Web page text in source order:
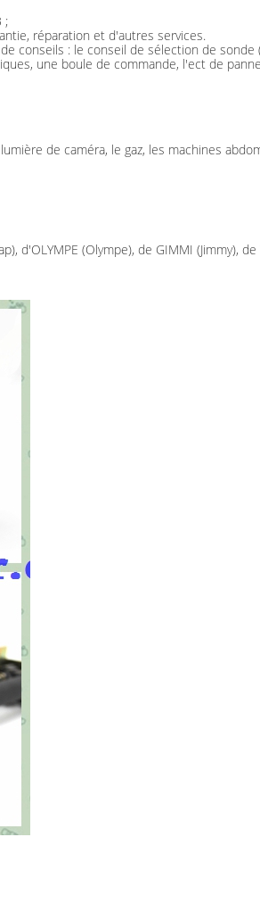
;
réparation et d'autres services.
conseils : le conseil de sélection de
une boule de commande, l'ect de
de caméra, le gaz, les machines
d'OLYMPE (Olympe), de GIMMI (Jimmy),